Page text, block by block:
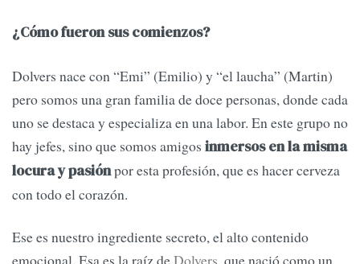
¿Cómo fueron sus comienzos?
Dolvers nace con “Emi” (Emilio) y “el laucha” (Martin)
pero somos una gran familia de doce personas, donde cada
uno se destaca y especializa en una labor. En este grupo no
hay jefes, sino que somos amigos inmersos en la misma
locura y pasiónpor esta profesión, que es hacer cerveza
con todo el corazón.
Ese es nuestro ingrediente secreto, el alto contenido